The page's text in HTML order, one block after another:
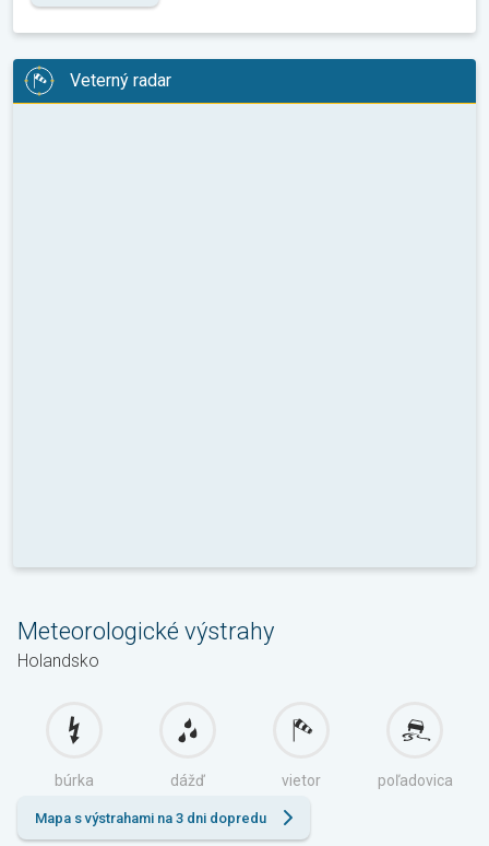
Veterný radar
Meteorologické výstrahy
Holandsko
búrka dážď vietor poľadovica
Mapa s výstrahami na 3 dni dopredu